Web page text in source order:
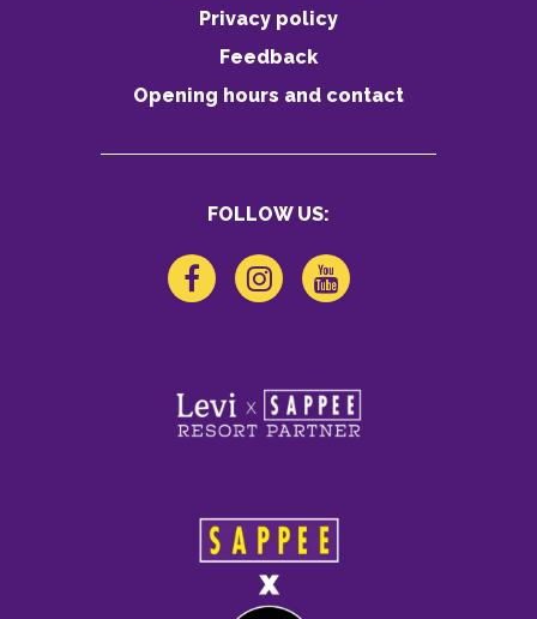
Privacy policy
Feedback
Opening hours and contact
FOLLOW US: